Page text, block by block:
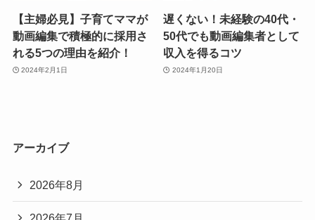
【主婦必見】子育てママが
動画編集で積極的に採用さ
れる5つの理由を紹介！
2024年2月1日
遅くない！未経験の40代・
50代でも動画編集者として
収入を得るコツ
2024年1月20日
アーカイブ
2026年8月